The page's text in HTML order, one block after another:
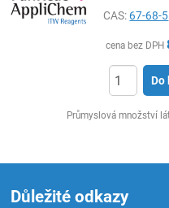
CAS:67-68-5
cena bez DPH
Do
Průmyslová množství
Důležité odkazy